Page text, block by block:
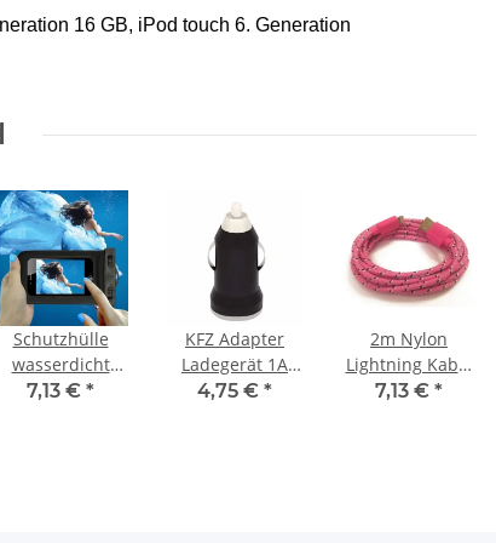
16 GB, iPod touch 6. Generation
Schutzhülle
wasserdicht
Unterwasser
7,13 € *
KFZ Adapter
Ladegerät 1A
Zigarettenanzünder
4,75 € *
2m Nylon
Lightning Kabel
Ladekabel für
7,13 € *